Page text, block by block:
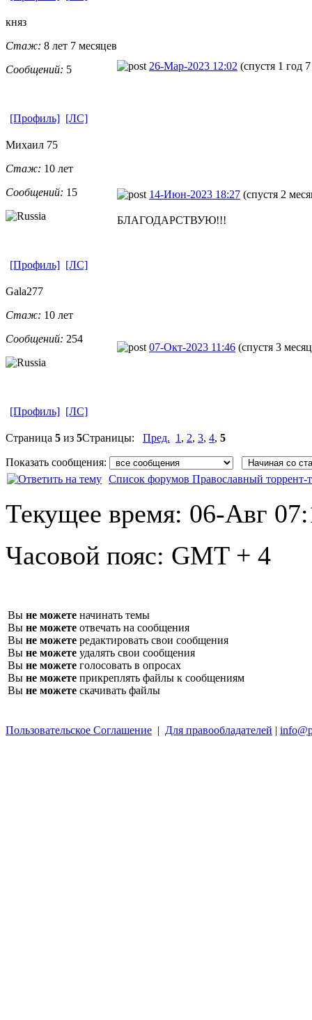
княз
Стаж: 8 лет 7 месяцев
Сообщений: 5 26-Мар-2023 12:02 (спустя 1 год
[Профиль] [ЛС]
Михаил 75
Стаж: 10 лет
Сообщений: 15 14-Июн-2023 18:27 (спустя 2
БЛАГОДАРСТВУЮ!!!
[Профиль] [ЛС]
Gala277
Стаж: 10 лет
Сообщений: 254
07-Окт-2023 11:46 (спустя 3
[Профиль] [ЛС]
Страница 5 из 5Страницы: Пред. 1 , 2, 3, 4, 5
Показать сообщения:
Список форумов Православный торрент-
Текущее время: 06-Авг
Часовой пояс: GMT + 4
Вы не можете начинать темы
Вы не можете отвечать на сообщения
Вы не можете редактировать свои сообщения
Вы не можете удалять свои сообщения
Вы не можете голосовать в опросах
Вы не можете прикреплять файлы к сообщениям
Вы не можете скачивать файлы
Пользовательское Соглашение | Для правообладателей |